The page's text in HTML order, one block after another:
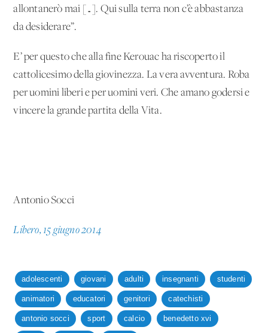
allontanerò mai […]. Qui sulla terra non c’è abbastanza
da desiderare”.
E’ per questo che alla fine Kerouac ha riscoperto il
cattolicesimo della giovinezza. La vera avventura. Roba
per uomini liberi e per uomini veri. Che amano godersi e
vincere la grande partita della Vita.
Antonio Socci
Libero, 15 giugno 2014
adolescenti giovani adulti insegnanti studenti
animatori educatori genitori catechisti
antonio socci sport calcio benedetto xvi